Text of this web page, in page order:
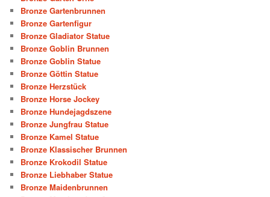
Bronze Gartenbrunnen
Bronze Gartenfigur
Bronze Gladiator Statue
Bronze Goblin Brunnen
Bronze Goblin Statue
Bronze Göttin Statue
Bronze Herzstück
Bronze Horse Jockey
Bronze Hundejagdszene
Bronze Jungfrau Statue
Bronze Kamel Statue
Bronze Klassischer Brunnen
Bronze Krokodil Statue
Bronze Liebhaber Statue
Bronze Maidenbrunnen